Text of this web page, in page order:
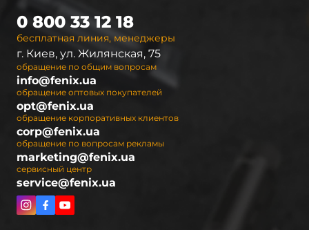
бесплатная линия, менеджеры
0 800 33 12 18
г. Киев, ул. Жилянская, 75
обращение по общим вопросам
info@fenix.ua
обращение оптовых покупателей
opt@fenix.ua
обращение корпоративных клиентов
corp@fenix.ua
обращение по вопросам рекламы
marketing@fenix.ua
сервисный центр
service@fenix.ua